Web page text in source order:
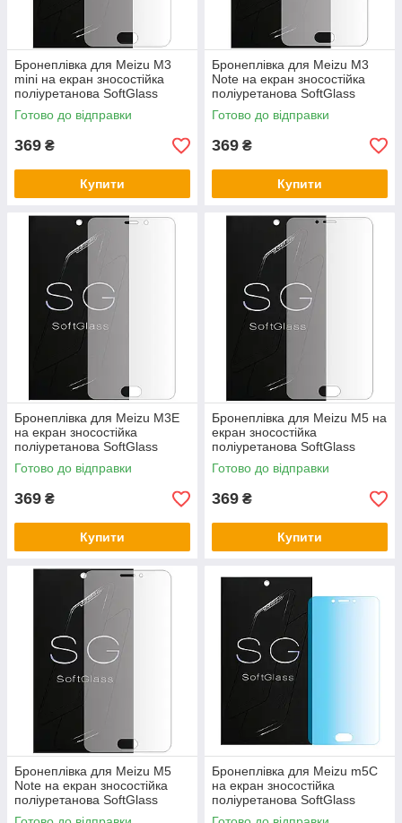
Бронеплівка для Meizu M3
mini на екран зносостійка
поліуретанова SoftGlass
Готово до відправки
369 ₴
Купити
Бронеплівка для Meizu M3
Note на екран зносостійка
поліуретанова SoftGlass
Готово до відправки
369 ₴
Купити
Бронеплівка для Meizu M3E
на екран зносостійка
поліуретанова SoftGlass
Готово до відправки
369 ₴
Купити
Бронеплівка для Meizu M5 на
екран зносостійка
поліуретанова SoftGlass
Готово до відправки
369 ₴
Купити
Бронеплівка для Meizu M5
Note на екран зносостійка
поліуретанова SoftGlass
Бронеплівка для Meizu m5C
на екран зносостійка
поліуретанова SoftGlass